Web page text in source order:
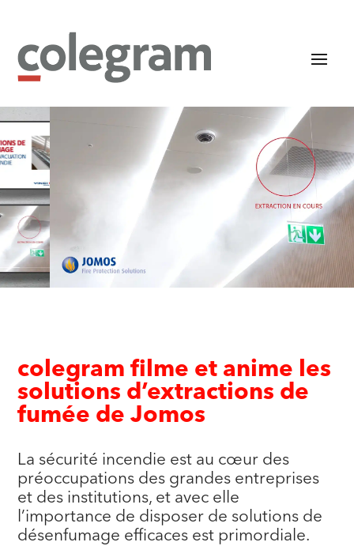
colegram filme et anime les
solutions d’extractions de
fumée de Jomos
La sécurité incendie est au cœur des
préoccupations des grandes entreprises
et des institutions, et avec elle
l’importance de disposer de solutions de
désenfumage efficaces est primordiale.